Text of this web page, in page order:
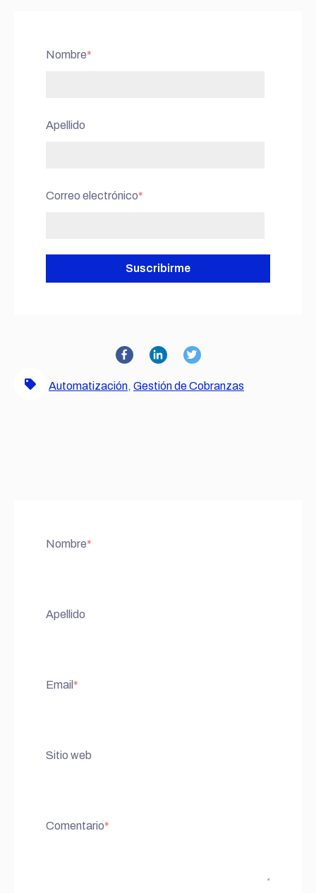
Nombre*
Apellido
Correo electrónico*
Automatización, Gestión de Cobranzas
Nombre*
Apellido
Email *
Sitio web
Comentario*